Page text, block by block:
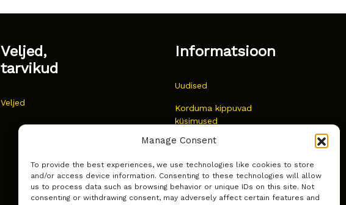
Manage Consent
To provide the best experiences, we use technologies like cookies to store
and/or access device information. Consenting to these technologies will allow
us to process data such as browsing behavior or unique IDs on this site. Not
consenting or withdrawing consent, may adversely affect certain features and
Veljed,
tarvikud
Veljed
Informatsioon
Uudised
Korduma kippuvad
küsimused
Kust osta?
Küpsiste poliitika